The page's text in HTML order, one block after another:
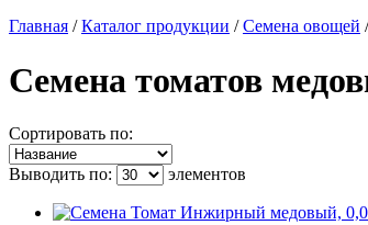
Главная /Каталог продукции /Семена овощей
Семена томатов
Сортировать по:
Выводить по: элементов